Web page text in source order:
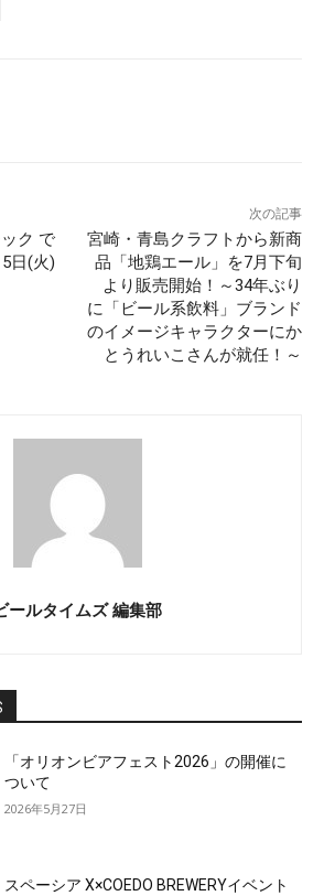
ク で
日(火)
次の記事
宮崎・青島クラフトから新商
品「地鶏エール」を7月下旬
より販売開始！～34年ぶり
に「ビール系飲料」ブランド
のイメージキャラクターにか
とうれいこさんが就任！～
ールタイムズ 編集部
「オリオンビアフェスト2026」の開催に
ついて
2026年5月27日
スペーシア X×COEDO BREWERYイベント